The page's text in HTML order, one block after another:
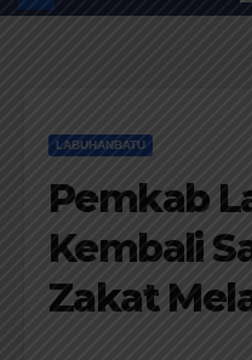
LABUHANBATU
Pemkab
Kembali
Zakat